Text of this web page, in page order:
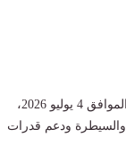
تستعد الدولة المصرية لافتتاح مقر القيادة الاستراتيجية للدولة المصرية، السبت الموافق 4 يوليو 2026،
ودعم قدرات